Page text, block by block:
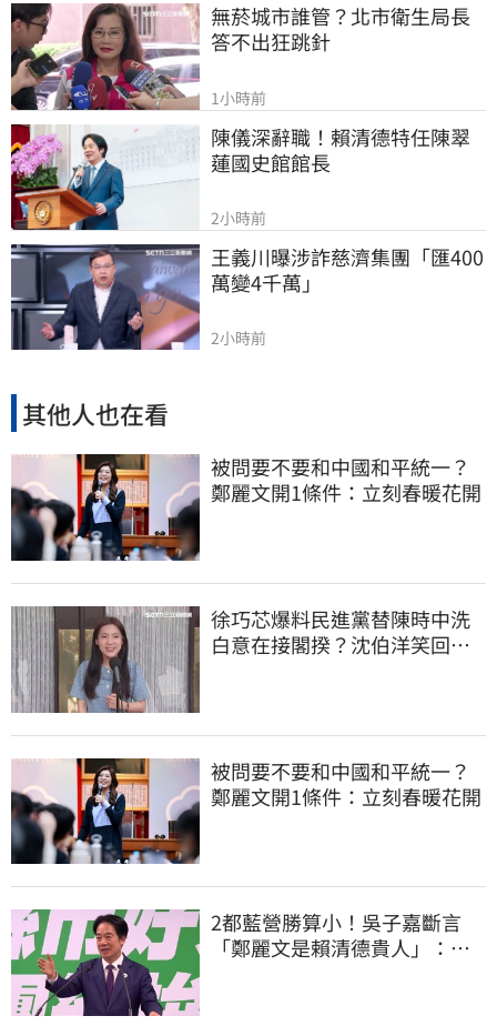
無菸城市誰管？北市衛生局長
答不出狂跳針
1小時前
陳儀深辭職！賴清德特任陳翠
蓮國史館館長
2小時前
王義川曝涉詐慈濟集團「匯400
萬變4千萬」
2小時前
其他人也在看
被問要不要和中國和平統一？
鄭麗文開1條件：立刻春暖花開
徐巧芯爆料民進黨替陳時中洗
白意在接閣揆？沈伯洋笑回：
被問要不要和中國和平統一？
鄭麗文開1條件：立刻春暖花開
2都藍營勝算小！吳子嘉斷言
「鄭麗文是賴清德貴人」：保